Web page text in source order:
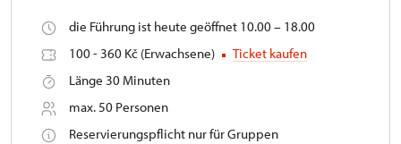
die Führung ist heute geöffnet 10.00 – 18.00
100 - 360 Kč (Erwachsene)
Ticket kaufen
Länge 30 Minuten
max. 50 Personen
Reservierungspflicht nur für Gruppen